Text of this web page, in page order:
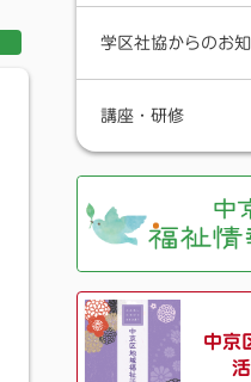
学区社協からのお
講座・研修
中京